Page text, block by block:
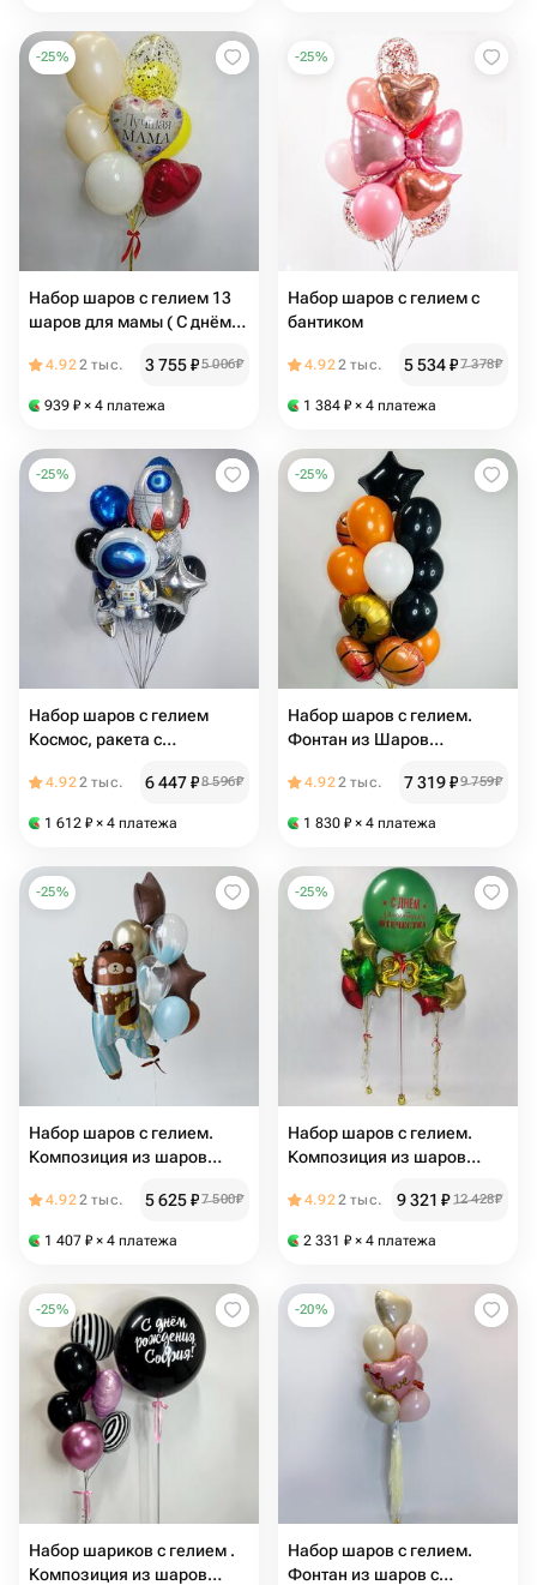
-25%
Набор шаров с гелием 13
шаров для мамы ( С днём
4.922 тыс. 3 755₽5 006₽
939 ₽ × 4 платежа
-25%
Набор шаров с гелием с
бантиком
4.922 тыс. 5 534₽7 378₽
1 384 ₽ × 4 платежа
-25%
Набор шаров с гелием
Космос, ракета с
4.922 тыс. 6 447₽8 596₽
1 612 ₽ × 4 платежа
-25%
Набор шаров с гелием.
Фонтан из Шаров
4.922 тыс. 7 319₽9 759₽
1 830 ₽ × 4 платежа
-25%
Набор шаров с гелием.
Композиция из шаров
4.922 тыс. 5 625₽7 500₽
1 407 ₽ × 4 платежа
-25%
Набор шаров с гелием.
Композиция из шаров
4.922 тыс. 9 321 ₽ 12 428₽
2 331 ₽ × 4 платежа
-25%
Набор шариков с гелием .
Композиция из шаров
-20%
Набор шаров с гелием.
Фонтан из шаров с